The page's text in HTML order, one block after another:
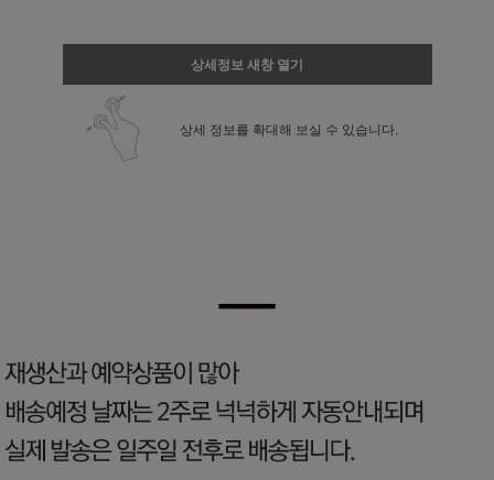
상세정보 새창 열기
상세 정보를 확대해 보실 수 있습니다.